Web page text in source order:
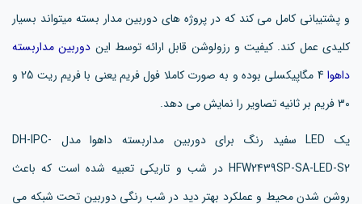
و پشتیبانی کامل می کند که در پروژه های دوربین مدار بسته میتواند بسیار
کلیدی عمل کند. کیفیت و رزولوشن قابل ارائه توسط این دوربین مداربسته
داهوا
4 مگاپیکسلی بوده و به صورت کاملا فول فریم یعنی با فریم ریت 25 و
30 فریم بر ثانیه تصاویر را نمایش می دهد.
یک LED سفید رنگ برای دوربین مداربسته داهوا مدل DH-IPC-
HFW2439SP-SA-LED-S2 در شب و تاریکی تعبیه شده است که باعث
روشن شدن محیط و عملکرد بهتر دید در شب رنگی دوربین تحت شبکه می